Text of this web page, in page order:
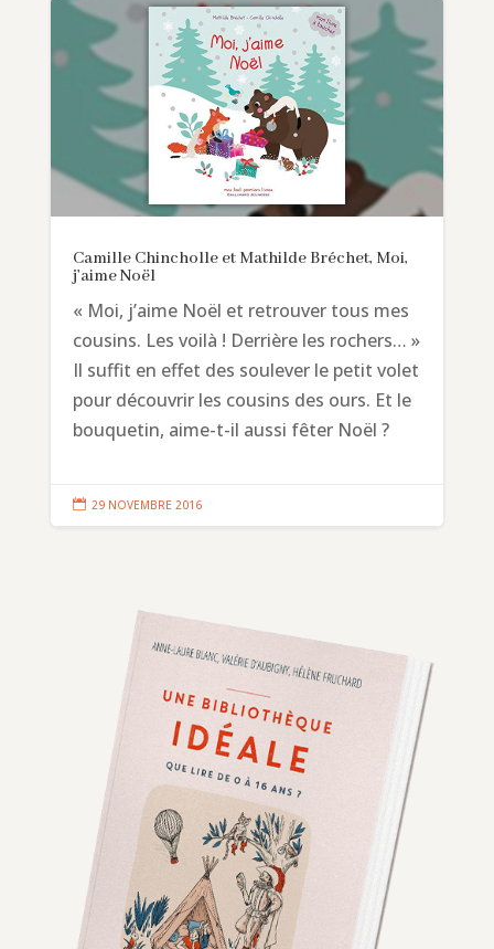
Camille Chincholle et Mathilde Bréchet, Moi,
j’aime Noël
« Moi, j’aime Noël et retrouver tous mes
cousins. Les voilà ! Derrière les rochers… »
Il suffit en effet des soulever le petit volet
pour découvrir les cousins des ours. Et le
bouquetin, aime-t-il aussi fêter Noël ?
 29 NOVEMBRE 2016